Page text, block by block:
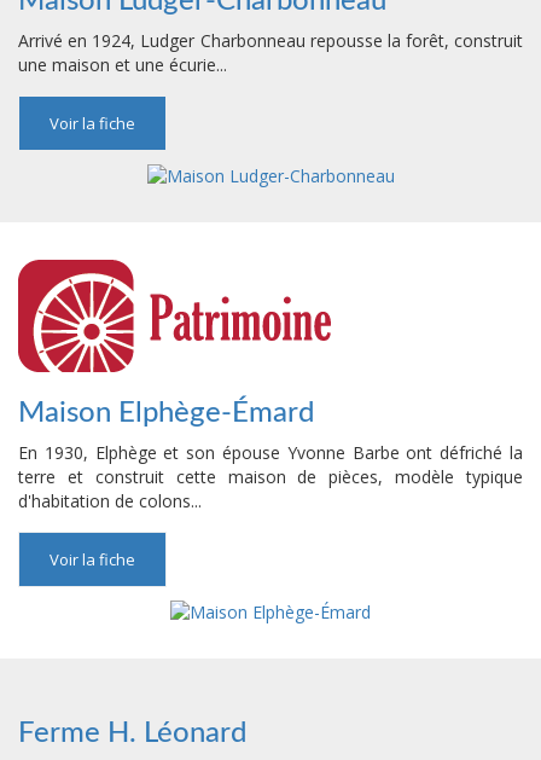
Arrivé en 1924, Ludger Charbonneau repousse la forêt, construit
une maison et une écurie...
Voir la fiche
Maison Elphège-Émard
En 1930, Elphège et son épouse Yvonne Barbe ont défriché la
terre et construit cette maison de pièces, modèle typique
d'habitation de colons...
Voir la fiche
Ferme H. Léonard